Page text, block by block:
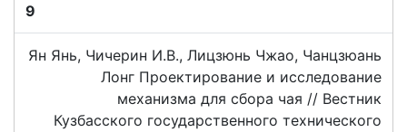
9
Ян Янь, Чичерин И.В., Лицзюнь Чжао, Чанцзюань
Лонг Проектирование и исследование
механизма для сбора чая // Вестник
Кузбасского государственного технического